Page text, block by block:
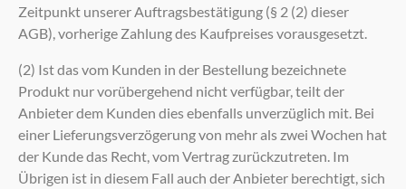
Zeitpunkt unserer Auftragsbestätigung (§ 2 (2) dieser
AGB), vorherige Zahlung des Kaufpreises vorausgesetzt.
(2) Ist das vom Kunden in der Bestellung bezeichnete
Produkt nur vorübergehend nicht verfügbar, teilt der
Anbieter dem Kunden dies ebenfalls unverzüglich mit. Bei
einer Lieferungsverzögerung von mehr als zwei Wochen hat
der Kunde das Recht, vom Vertrag zurückzutreten. Im
Übrigen ist in diesem Fall auch der Anbieter berechtigt, sich